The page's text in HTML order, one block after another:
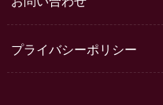
プライバシーポリシー